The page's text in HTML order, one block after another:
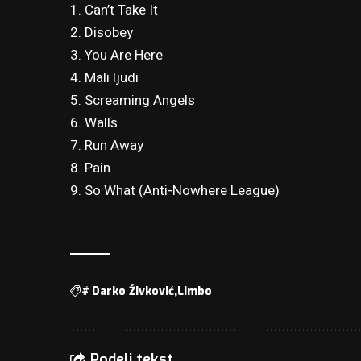
1. Can’t Take It
2. Disobey
3. You Are Here
4. Mali ljudi
5. Screaming Angels
6. Walls
7. Run Away
8. Pain
9. So What (Anti-Nowhere League)
# Darko Živković Limbo